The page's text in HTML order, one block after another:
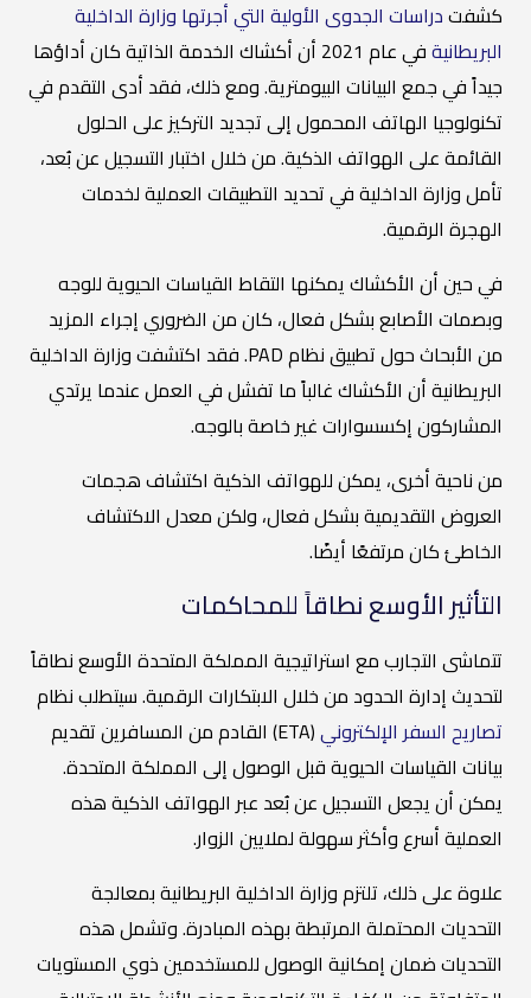
كشفتدراسات الجدوى الأولية التي أجرتها وزارة الداخلية
البريطانية
في عام 2021 أن أكشاك الخدمة الذاتية كان أداؤها
جيداً في جمع البيانات البيومترية. ومع ذلك، فقد أدى التقدم في
تكنولوجيا الهاتف المحمول إلى تجديد التركيز على الحلول
القائمة على الهواتف الذكية. من خلال اختبار التسجيل عن بُعد،
تأمل وزارة الداخلية في تحديد التطبيقات العملية لخدمات
الهجرة الرقمية.
في حين أن الأكشاك يمكنها التقاط القياسات الحيوية للوجه
وبصمات الأصابع بشكل فعال، كان من الضروري إجراء المزيد
من الأبحاث حول تطبيق نظام PAD. فقد اكتشفت وزارة الداخلية
البريطانية أن الأكشاك غالباً ما تفشل في العمل عندما يرتدي
المشاركون إكسسوارات غير خاصة بالوجه.
من ناحية أخرى، يمكن للهواتف الذكية اكتشاف هجمات
العروض التقديمية بشكل فعال، ولكن معدل الاكتشاف
الخاطئ كان مرتفعًا أيضًا.
التأثير الأوسع نطاقاً للمحاكمات
تتماشى التجارب مع استراتيجية المملكة المتحدة الأوسع نطاقاً
لتحديث إدارة الحدود من خلال الابتكارات الرقمية. سيتطلب نظام
تصاريح السفر الإلكتروني
(ETA) القادم من المسافرين تقديم
بيانات القياسات الحيوية قبل الوصول إلى المملكة المتحدة.
يمكن أن يجعل التسجيل عن بُعد عبر الهواتف الذكية هذه
العملية أسرع وأكثر سهولة لملايين الزوار.
علاوة على ذلك، تلتزم وزارة الداخلية البريطانية بمعالجة
التحديات المحتملة المرتبطة بهذه المبادرة. وتشمل هذه
التحديات ضمان إمكانية الوصول للمستخدمين ذوي المستويات